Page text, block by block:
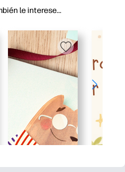
le interese…